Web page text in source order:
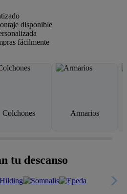
disponible
fácilmente
Colchones Armarios
tu descanso